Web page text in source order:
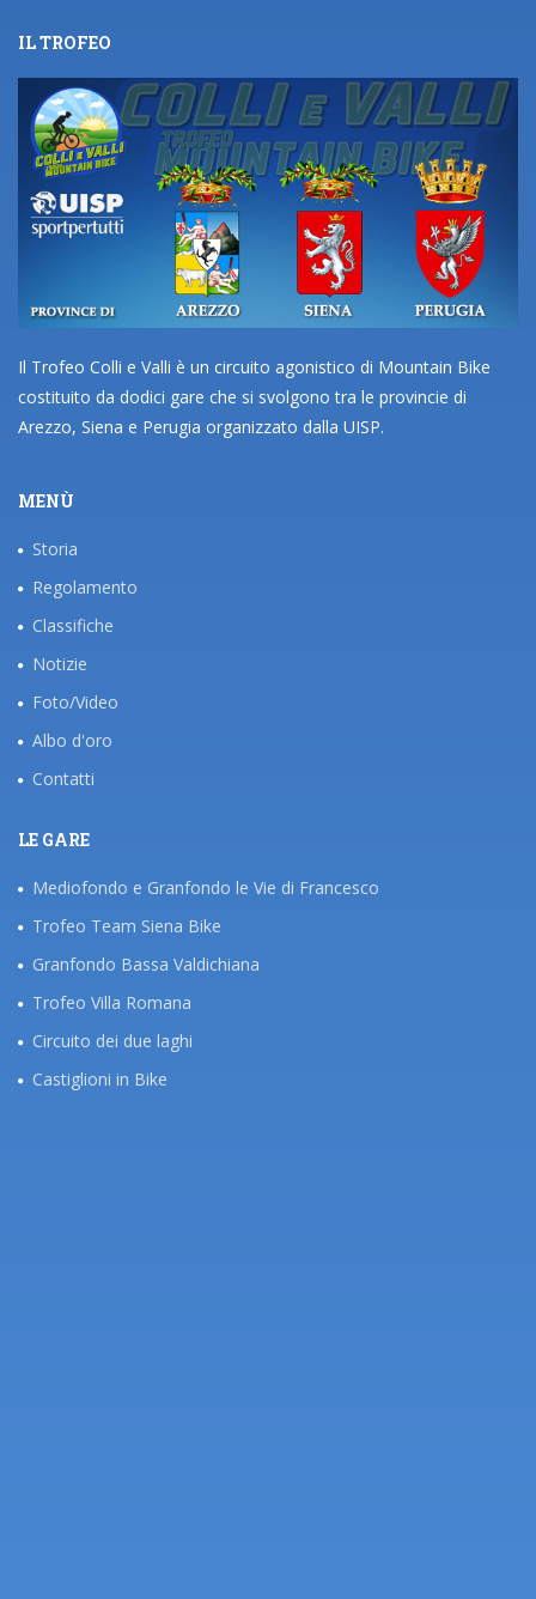
IL TROFEO
Il Trofeo Colli e Valli è un circuito agonistico di Mountain Bike
costituito da dodici gare che si svolgono tra le provincie di
Arezzo, Siena e Perugia organizzato dalla UISP.
MENÙ
Storia
Regolamento
Classifiche
Notizie
Foto/Video
Albo d'oro
Contatti
LE GARE
Mediofondo e Granfondo le Vie di Francesco
Trofeo Team Siena Bike
Granfondo Bassa Valdichiana
Trofeo Villa Romana
Circuito dei due laghi
Castiglioni in Bike